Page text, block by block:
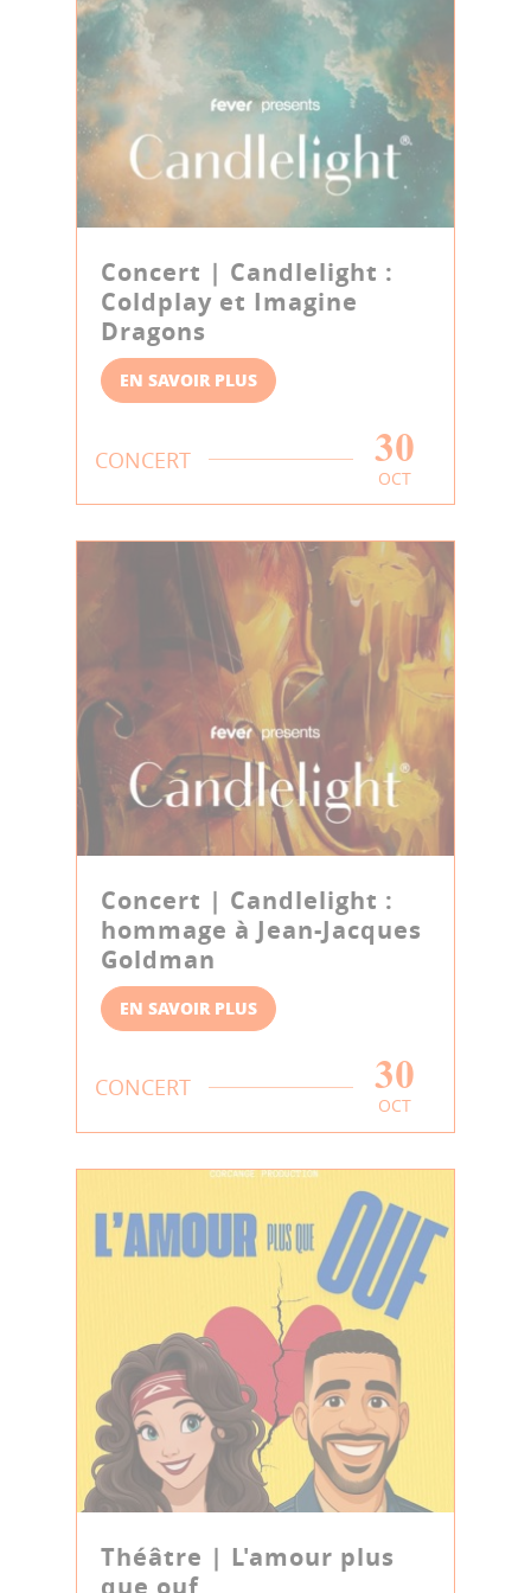
Concert | Candlelight :
Coldplay et Imagine
Dragons
EN SAVOIR PLUS
CONCERT 30
OCT
Concert | Candlelight :
hommage à Jean-Jacques
Goldman
EN SAVOIR PLUS
CONCERT 30
OCT
Théâtre | L'amour plus
que ouf